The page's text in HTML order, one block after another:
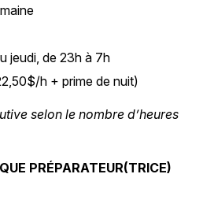
jeudi, de 23h à 7h
h + prime de nuit)
selon le nombre d’heures
PRÉPARATEUR(TRICE)